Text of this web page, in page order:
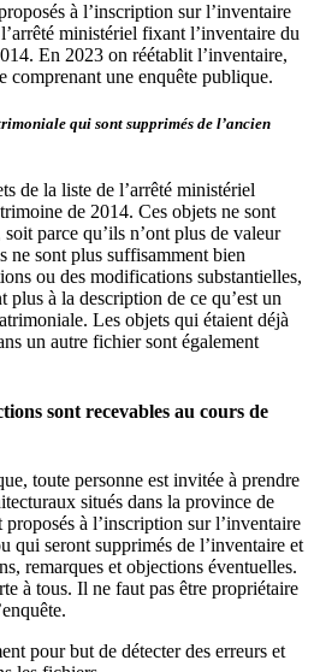
à l’inscription sur l’inventaire
ministériel fixant l’inventaire du
En 2023 on réétablit l’inventaire,
comprenant une enquête publique.
qui sont supprimés de l’ancien
de la liste de l’arrêté ministériel
de 2014. Ces objets ne sont
parce qu’ils n’ont plus de valeur
ne sont plus suffisamment bien
ou des modifications substantielles,
plus à la description de ce qu’est un
Les objets qui étaient déjà
un autre fichier sont également
sont recevables au cours de
toute personne est invitée à prendre
situés dans la province de
à l’inscription sur l’inventaire
qui seront supprimés de l’inventaire et
remarques et objections éventuelles.
à tous. Il ne faut pas être propriétaire
pour but de détecter des erreurs et